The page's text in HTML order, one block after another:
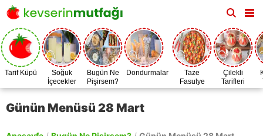
Tarif Küpü
Soğuk
İçecekler
Bugün Ne
Pişirsem?
Dondurmalar
Taze
Fasulye
Zamanı
Çilekli
Tarifleri
Günün Menüsü 28 Mart